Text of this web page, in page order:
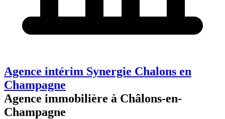
Agence intérim Synergie Chalons en
Champagne
Agence immobilière à Châlons-en-
Champagne